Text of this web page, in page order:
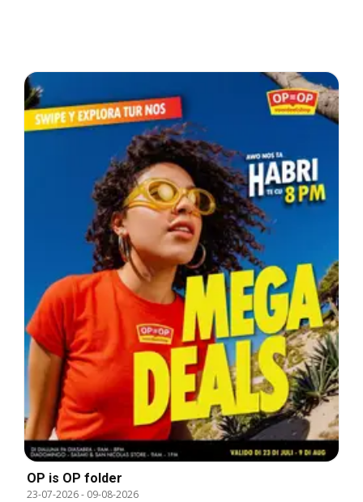
OP is OP folder
23-07-2026- 09-08-2026